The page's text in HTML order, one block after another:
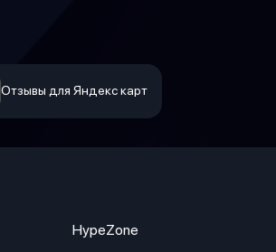
Отзывы для Яндекс карт
HypeZone